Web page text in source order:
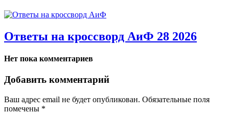
Ответы на кроссворд АиФ 28 2026
Нет пока комментариев
Добавить комментарий
Ваш адрес email не будет опубликован. Обязательные поля
помечены *